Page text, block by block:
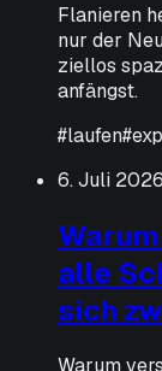
Flanieren
nur der
ziellos
anfängst.
#laufen#
6. Juli 2026
alle
sich
Warum